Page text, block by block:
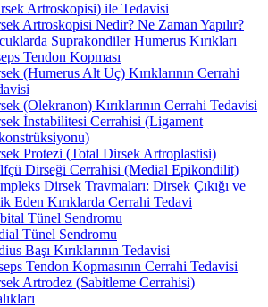
Artroskopisi) ile Tedavisi
Artroskopisi Nedir? Ne Zaman Yapılır?
Suprakondiler Humerus Kırıkları
Tendon Kopması
(Humerus Alt Uç) Kırıklarının Cerrahi
(Olekranon) Kırıklarının Cerrahi Tedavisi
İnstabilitesi Cerrahisi (Ligament
Protezi (Total Dirsek Artroplastisi)
Dirseği Cerrahisi (Medial Epikondilit)
Dirsek Travmaları: Dirsek Çıkığı ve
Eden Kırıklarda Cerrahi Tedavi
Tünel Sendromu
Tünel Sendromu
Başı Kırıklarının Tedavisi
Tendon Kopmasının Cerrahi Tedavisi
Artrodez (Sabitleme Cerrahisi)